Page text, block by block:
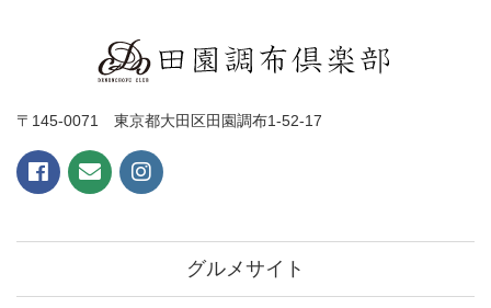
〒145-0071 東京都大田区田園調布1-52-17
グルメサイト